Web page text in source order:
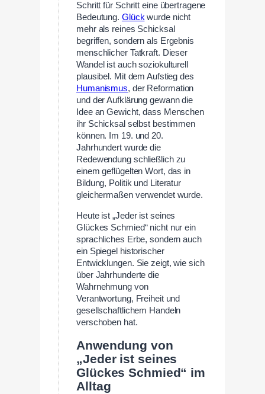
Schritt für Schritt eine übertragene
Bedeutung. Glückwurde nicht
mehr als reines Schicksal
begriffen, sondern als Ergebnis
menschlicher Tatkraft. Dieser
Wandel ist auch soziokulturell
plausibel. Mit dem Aufstieg des
Humanismus, der Reformation
und der Aufklärung gewann die
Idee an Gewicht, dass Menschen
ihr Schicksal selbst bestimmen
können. Im 19. und 20.
Jahrhundert wurde die
Redewendung schließlich zu
einem geflügelten Wort, das in
Bildung, Politik und Literatur
gleichermaßen verwendet wurde.
Heute ist „Jeder ist seines
Glückes Schmied“ nicht nur ein
sprachliches Erbe, sondern auch
ein Spiegel historischer
Entwicklungen. Sie zeigt, wie sich
über Jahrhunderte die
Wahrnehmung von
Verantwortung, Freiheit und
gesellschaftlichem Handeln
verschoben hat.
Anwendung von
„Jeder ist seines
Glückes Schmied“ im
Alltag